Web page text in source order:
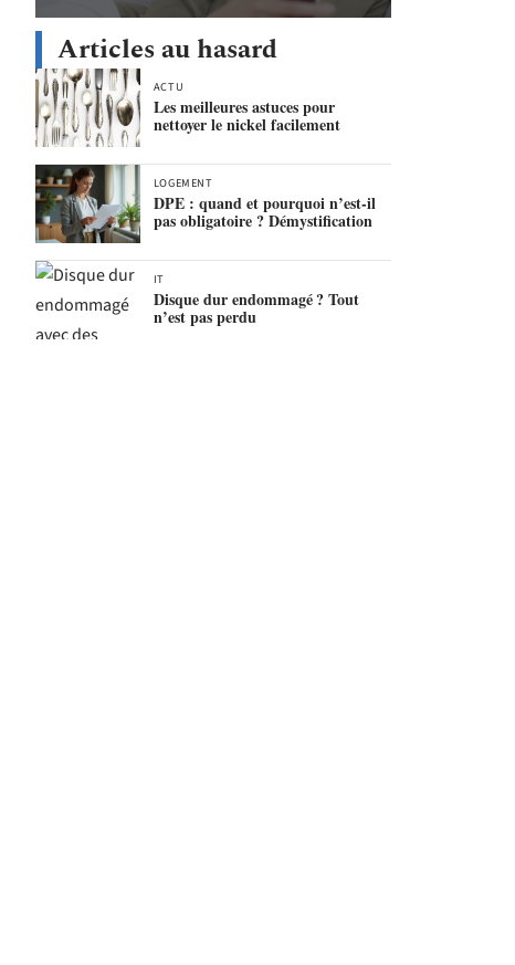
Articles au hasard
ACTU
Les meilleures astuces pour
nettoyer le nickel facilement
LOGEMENT
DPE : quand et pourquoi n’est-il
pas obligatoire ? Démystification
IT
Disque dur endommagé ? Tout
n’est pas perdu